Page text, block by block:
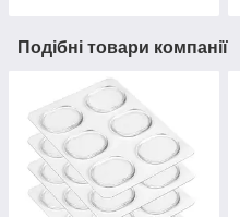
Подібні товари компанії